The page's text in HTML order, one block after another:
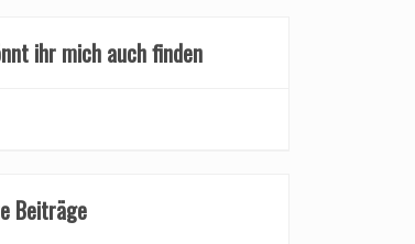
ihr mich auch finden
Beiträge